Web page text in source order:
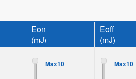
Eon
(mJ)
Eoff
(mJ)
Max10 Max10